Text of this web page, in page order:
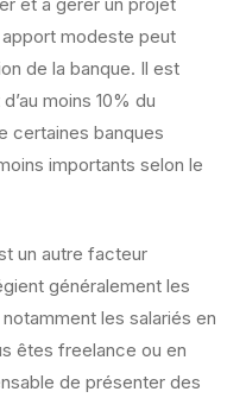
apport modeste peut
de la banque. Il est
moins 10% du
certaines banques
importants selon le
un autre facteur
généralement les
les salariés en
êtes freelance ou en
de présenter des